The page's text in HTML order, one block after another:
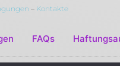
– Kontakte
FAQs